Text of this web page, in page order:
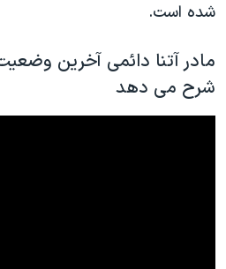
شده است.
مادر آتنا دائمی آخرین
شرح می دهد